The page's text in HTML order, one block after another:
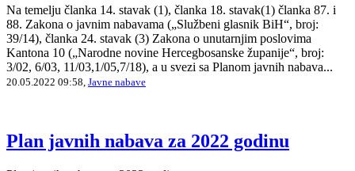
Na temelju članka 14. stavak (1), članka 18. stavak(1) članka 87. i
88. Zakona o javnim nabavama („Službeni glasnik BiH“, broj:
39/14), članka 24. stavak (3) Zakona o unutarnjim poslovima
Kantona 10 („Narodne novine Hercegbosanske županije“, broj:
3/02, 6/03, 11/03,1/05,7/18), a u svezi sa Planom javnih nabava...
20.05.2022 09:58, Javne nabave
Plan javnih nabava za 2022 godinu